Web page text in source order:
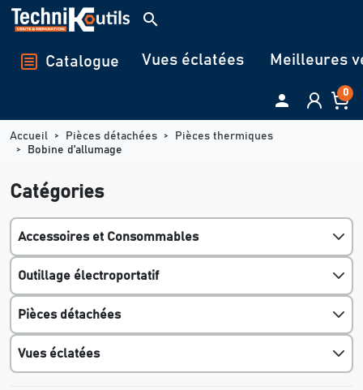
Panneau de gestion des cookies
search
Catalogue Vues éclatées Meilleures
 0
Accueil Pièces détachées
Pièces thermiques
Bobine d'allumage
Catégories
Accessoires et Consommables
Outillage électroportatif
Pièces détachées
Vues éclatées